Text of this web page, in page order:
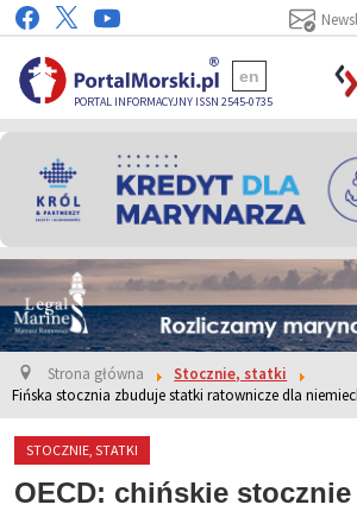
PORTAL INFORMACYJNY ISSN 2545-0735
en
Strona główna
Stocznie, statki
Fińska stocznia zbuduje statki ratownicze dla
STOCZNIE, STATKI
OECD: chińskie stocznie